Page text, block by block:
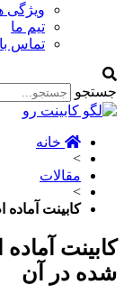
ویژگی
تیم ما
تماس
جستجو
خانه
>
مقالات
>
کابینت
کابینت
شده در آن